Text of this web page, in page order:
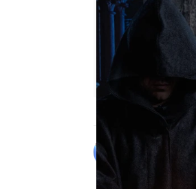
Alberto